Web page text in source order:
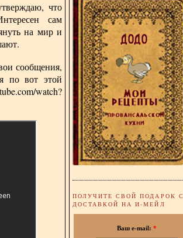
что
сам
на мир и
сообщения,
по вот этой
watch?
ПОЛУЧИТЕ СВОЙ ПОДАРОК С
ДОСТАВКОЙ НА И-МЕЙЛ
Ваш e-mail: *